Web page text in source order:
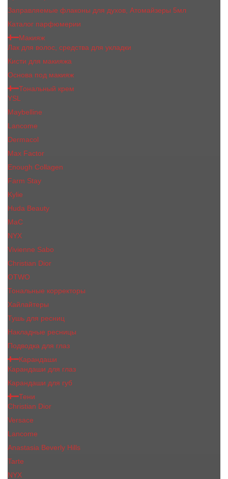
Заправляемые флаконы для духов, Атомайзеры 5мл
Каталог парфюмерии
Макияж
Лак для волос, средства для укладки
Кисти для макияжа
Основа под макияж
Тональный крем
YSL
Maybelline
Lancome
Dermacol
Max Factor
Enough Collagen
Farm Stay
Kylie
Huda Beauty
МаС
NYX
Vivienne Sabo
Сhristiаn Diоr
OTWO
Тональные корректоры
Хайлайтеры
Тушь для ресниц
Накладные ресницы
Подводка для глаз
Карандаши
Карандаши для глаз
Карандаши для губ
Тени
Christian Dior
Versace
Lancome
Anastasia Beverly Hills
Tarte
NYX